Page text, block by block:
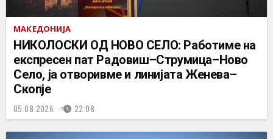
МАКЕДОНИЈА
НИКОЛОСКИ ОД НОВО СЕЛО: Работиме на
експресен пат Радовиш–Струмица–Ново
Село, ја отворивме и линијата Женева–
Скопје
05.08.2026. 22:08